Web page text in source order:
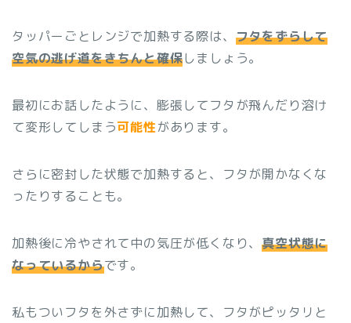
タッパーごとレンジで加熱する際は、 フタをずらして
空気の逃げ道をきちんと確保しましょう。
最初にお話したように、膨張してフタが飛んだり溶け
て変形してしまう可能性があります。
さらに密封した状態で加熱すると、フタが開かなくな
ったりすることも。
加熱後に冷やされて中の気圧が低くなり、真空状態に
なっているからです。
私もついフタを外さずに加熱して、フタがピッタリと